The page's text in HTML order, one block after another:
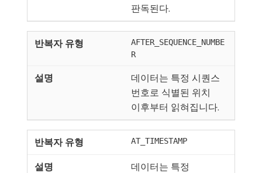
판독된다.
AFTER_SEQUENCE_NUMBE
R
데이터는 특정 시퀀스
번호로 식별된 위치
이후부터 읽혀집니다.
AT_TIMESTAMP
데이터는 특정